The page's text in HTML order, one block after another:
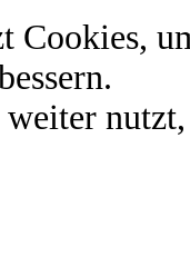
Cookies,
weiter